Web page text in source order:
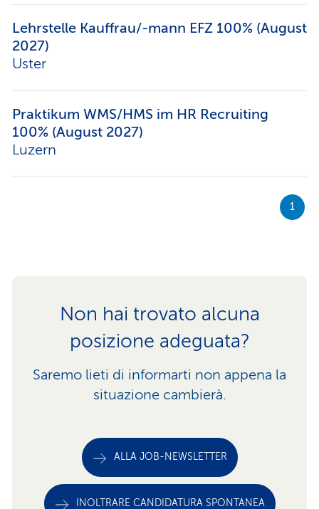
Lehrstelle Kauffrau/-mann EFZ 100% (August
2027)
Uster
Praktikum WMS/HMS im HR Recruiting
100% (August 2027)
Luzern
1
Non hai trovato alcuna
posizione adeguata?
Saremo lieti di informarti non appena la
situazione cambierà.
ALLA JOB-NEWSLETTER
INOLTRARE CANDIDATURA SPONTANEA